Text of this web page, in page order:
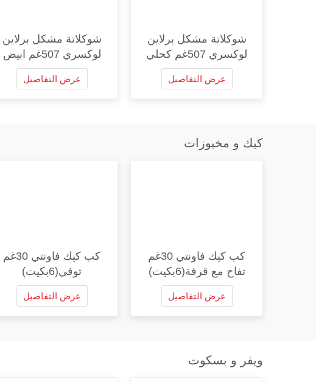
شوكلاتة مشكل برلاين
لوكسري 507غم كحلي
عرض التفاصيل
شوكلاتة مشكل برلاين
لوكسري 507غم ابيض
عرض التفاصيل
كيك و مخبوزات
كب كيك فاونتي 30غم
تفاح مع قرفة(6بكيت)
عرض التفاصيل
كب كيك فاونتي 30غم
توفي(6بكيت)
عرض التفاصيل
ويفر و بسكوت